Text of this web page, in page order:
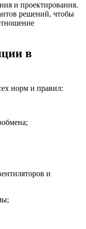
и проектирования.
решений, чтобы
в
норм и правил:
и